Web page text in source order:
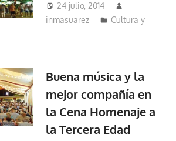
24 julio, 2014
inmasuarez
Cultura y
Buena música y la
mejor compañía en
la Cena Homenaje a
la Tercera Edad